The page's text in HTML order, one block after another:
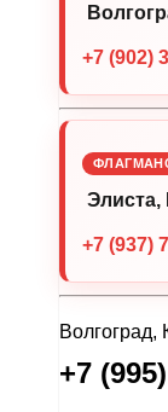
+7 (902)
Элиста,
+7 (937)
Волгоград,
+7